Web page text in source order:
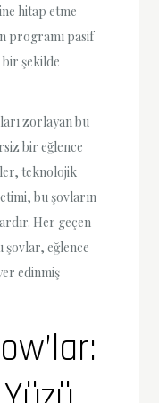
hitap etme
programı pasif
şekilde
zorlayan bu
bir eğlence
teknolojik
bu şovların
Her geçen
şovlar, eğlence
edinmiş